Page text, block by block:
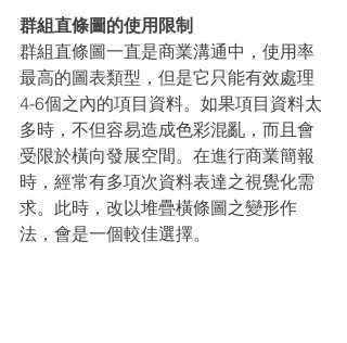
群組直條圖的使用限制
群組直條圖一直是商業溝通中，使用率
最高的圖表類型，但是它只能有效處理
4-6個之內的項目資料。如果項目資料太
多時，不但容易造成色彩混亂，而且會
受限於橫向發展空間。在進行商業簡報
時，經常有多項次資料表達之視覺化需
求。此時，改以堆疊橫條圖之變形作
法，會是一個較佳選擇。